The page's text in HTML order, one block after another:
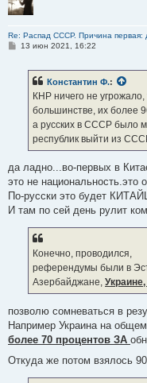
А народ? Народ никто
которым повырубали все
Re: Распад СССР. Причина первая:
С13 июн 2021, 16:22
Константин Ф.:
КНР ничего не
большинстве, их более
а русских в СССР было
республик выйти из
да ладно...во-первых в
это не национальность.это
По-русски это будет
И там по сей день рулит
Конечно, проводился,
референдумы были в
Азербайджане, Украине,
позволю сомневаться в
Например Украина на
более 70 процентов ЗА
Откуда же потом взялось